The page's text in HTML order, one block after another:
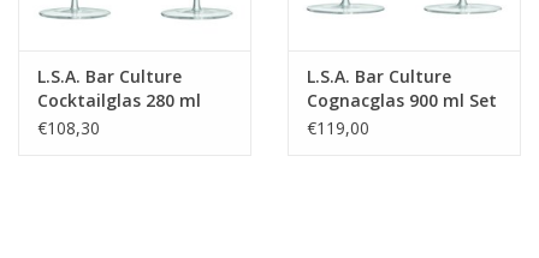
L.S.A. Bar Culture
Cocktailglas 280 ml
Set van 2 Stuks
€108,30
L.S.A. Bar Culture
Cognacglas 900 ml Set
van 2 Stuks
€119,00